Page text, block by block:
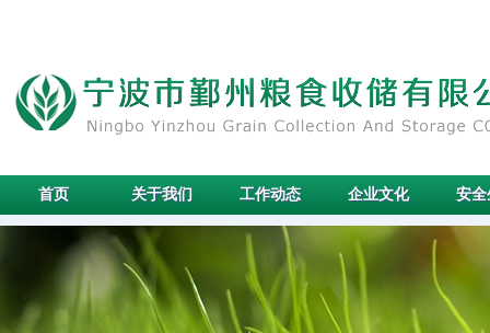
首页 关于我们 工作动态 企业文化 安全